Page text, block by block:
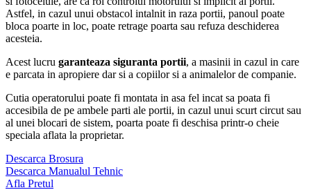
Astfel, in cazul unui obstacol intalnit in raza portii, panoul poate
bloca poarte in loc, poate retrage poarta sau refuza deschiderea
acesteia.
Acest lucru garanteaza siguranta portii, a masinii in cazul in care
e parcata in apropiere dar si a copiilor si a animalelor de companie.
Cutia operatorului poate fi montata in asa fel incat sa poata fi
accesibila de pe ambele parti ale portii, in cazul unui scurt circut sau
al unei blocari de sistem, poarta poate fi deschisa printr-o cheie
speciala aflata la proprietar.
Descarca Brosura
Descarca Manualul Tehnic
Afla Pretul